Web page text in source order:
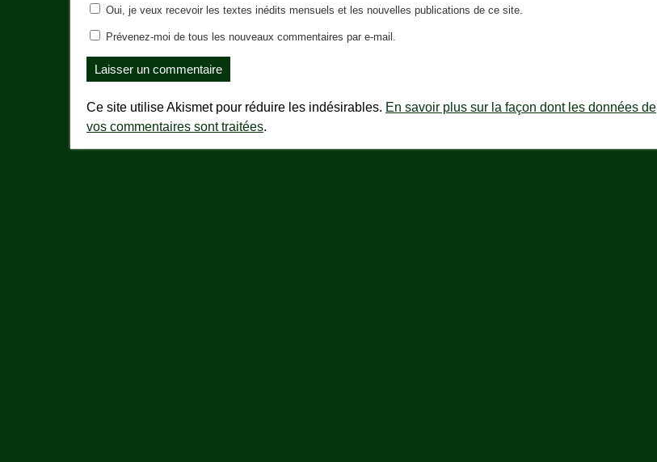
Oui, je veux recevoir les textes inédits mensuels et les nouvelles publications de ce site.
Prévenez-moi de tous les nouveaux commentaires par e-mail.
Ce site utilise Akismet pour réduire les indésirables. En savoir plus sur la façon dont les données de
vos commentaires sont traitées.